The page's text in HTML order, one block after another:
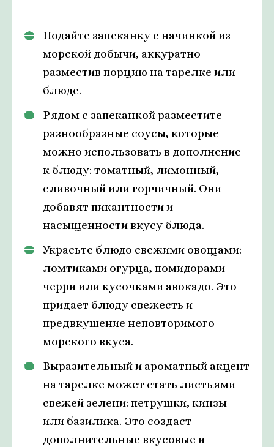
Подайте запеканку с начинкой из
морской добычи, аккуратно
разместив порцию на тарелке или
блюде.
Рядом с запеканкой разместите
разнообразные соусы, которые
можно использовать в дополнение
к блюду: томатный, лимонный,
сливочный или горчичный. Они
добавят пикантности и
насыщенности вкусу блюда.
Украсьте блюдо свежими овощами:
ломтиками огурца, помидорами
черри или кусочками авокадо. Это
придает блюду свежесть и
предвкушение неповторимого
морского вкуса.
Выразительный и ароматный акцент
на тарелке может стать листьями
свежей зелени: петрушки, кинзы
или базилика. Это создаст
дополнительные вкусовые и